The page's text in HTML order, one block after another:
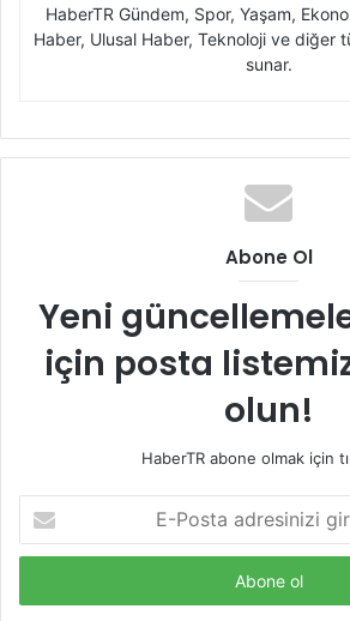
HaberTR Gündem, Spor, Yaşam,
Haber, Ulusal Haber, Teknoloji ve diğer
sunar.
Abone Ol
Yeni
için posta
olun!
HaberTR abone olmak için
Posta
adresinizi